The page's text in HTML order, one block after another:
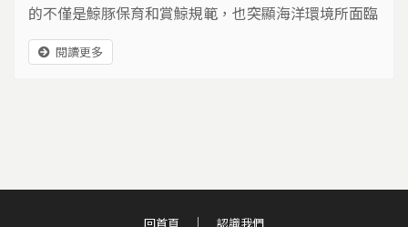
的不僅是鯨豚保育和賞鯨規範，也突顯海洋環境所面臨
的問題。
閱讀更多
回首頁 認識我們